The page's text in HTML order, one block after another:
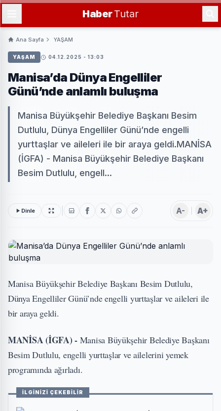
HaberTutar
Ana Sayfa YAŞAM
YAŞAM 04.12.2025 - 13:03
Manisa’da Dünya Engelliler
Günü’nde anlamlı buluşma
Manisa Büyükşehir Belediye Başkanı Besim
Dutlulu, Dünya Engelliler Günü’nde engelli
yurttaşlar ve aileleri ile bir araya geldi.MANİSA
(İGFA) - Manisa Büyükşehir Belediye Başkanı
Besim Dutlulu, engell...
Dinle A- A+
Manisa Büyükşehir Belediye Başkanı Besim Dutlulu,
Dünya Engelliler Günü’nde engelli yurttaşlar ve aileleri ile
bir araya geldi.
MANİSA (İGFA) - Manisa Büyükşehir Belediye Başkanı
Besim Dutlulu, engelli yurttaşlar ve ailelerini yemek
programında ağırladı.
İLGİNİZİ ÇEKEBİLİR